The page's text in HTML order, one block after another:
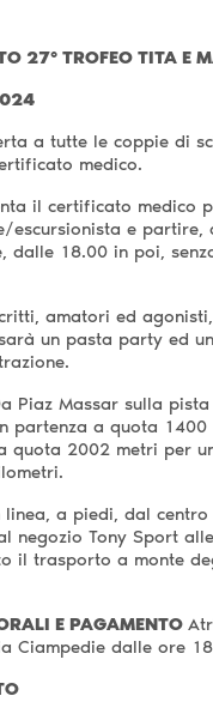
27° TROFEO TITA E
a tutte le coppie di
medico.
il certificato medico
escursionista e partire,
dalle 18.00 in poi,
amatori ed
un pasta party ed
Piaz Massar sulla
partenza a quota
quota 2002 metri per
linea, a piedi, dal
negozio Tony Sport
il trasporto a monte
E PAGAMENTO
Ciampedie dalle ore